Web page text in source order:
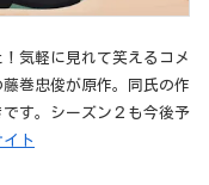
気軽に見れて笑えるコメ
巻忠俊が原作。同氏の作
す。シーズン２も今後予
ト